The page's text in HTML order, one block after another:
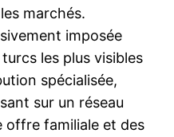
marchés.
imposée
les plus visibles
spécialisée,
sur un réseau
offre familiale et des